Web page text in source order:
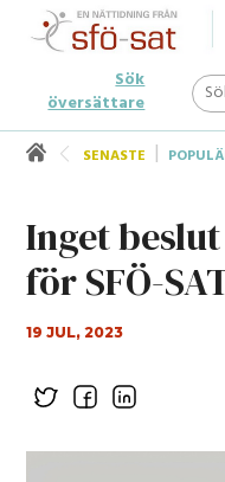
Sök
översättare
SENASTE
Inget
för SFÖ-
19 JUL, 2023